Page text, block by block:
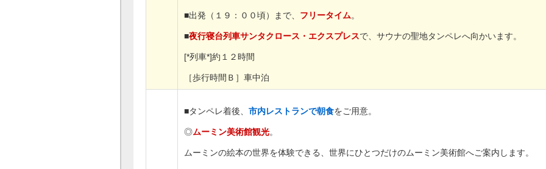
■出発（１９：００頃）まで、 フリータイム。
■夜行寝台列車サンタクロース・エクスプレスで、サウナの聖地タンペレへ向かいます。
[*列車*]約１２時間
［歩行時間Ｂ］車中泊
■タンペレ着後、 市内レストランで朝食をご用意。
◎ムーミン美術館観光。
ムーミンの絵本の世界を体験できる、世界にひとつだけのムーミン美術館へご案内します。